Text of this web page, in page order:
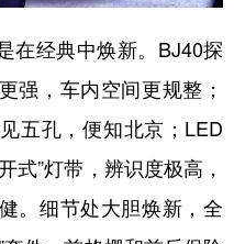
经典中焕新。BJ40探
强，车内空间更规整；
五孔，便知北京；LED
式”灯带，辨识度极高，
。细节处大胆焕新，全